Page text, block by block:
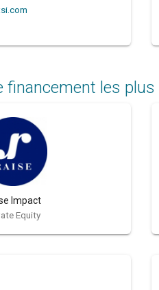
financement les
Impact
Equity